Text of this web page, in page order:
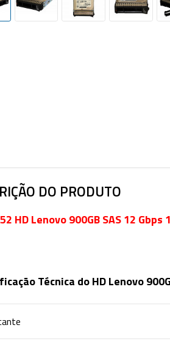
DO PRODUTO
HD Lenovo 900GB SAS 12
Técnica do HD Lenovo